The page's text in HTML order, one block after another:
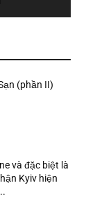
(phần II)
và đặc biệt là
Kyiv hiện